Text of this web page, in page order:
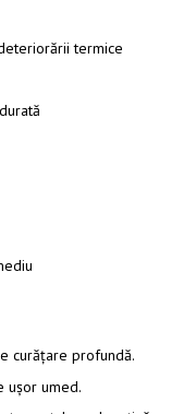
termice
curățare profundă.
ușor umed.